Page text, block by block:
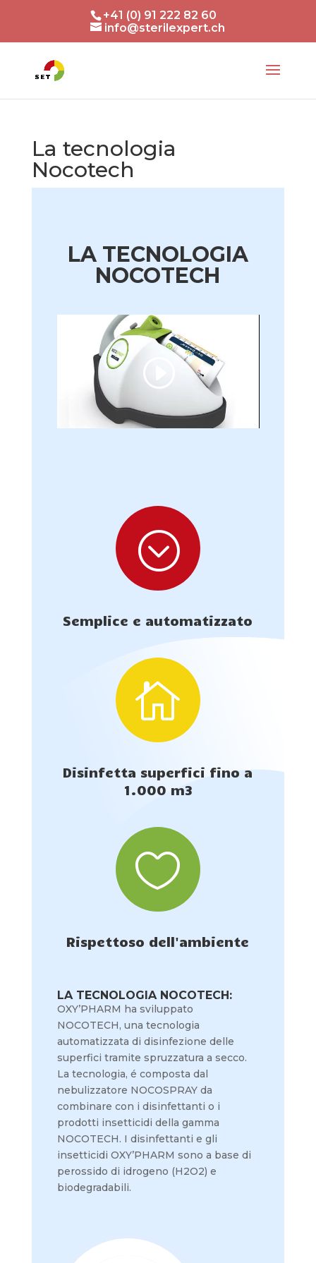
+41 (0) 91 222 82 60
info@sterilexpert.ch
La tecnologia
Nocotech
LA TECNOLOGIA
NOCOTECH
;
Semplice e automatizzato

Disinfetta superfici fino a
1.000 m3

Rispettoso dell'ambiente
LA TECNOLOGIA NOCOTECH:
OXY’PHARM ha sviluppato
NOCOTECH, una tecnologia
automatizzata di disinfezione delle
superfici tramite spruzzatura a secco.
La tecnologia, é composta dal
nebulizzatore NOCOSPRAY da
combinare con i disinfettanti o i
prodotti insetticidi della gamma
NOCOTECH. I disinfettanti e gli
insetticidi OXY’PHARM sono a base di
perossido di idrogeno (H2O2) e
biodegradabili.